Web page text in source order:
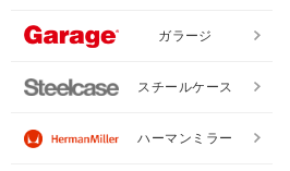
ガラージ
スチールケース
ハーマンミラー